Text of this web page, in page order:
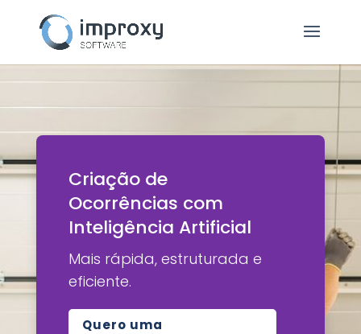
Criação de
Ocorrências com
Inteligência Artificial
Mais rápida, estruturada e
eficiente.
Quero uma